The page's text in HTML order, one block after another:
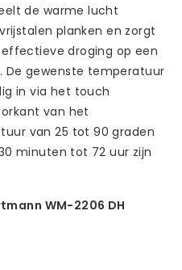
de warme lucht
planken en zorgt
droging op een
De gewenste temperatuur
in via het touch
van het
van 25 tot 90 graden
minuten tot 72 uur zijn
WM-2206 DH